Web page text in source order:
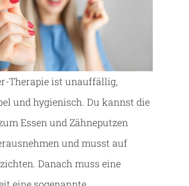
Therapie ist unauffällig,
und hygienisch. Du kannst die
Essen und Zähneputzen
und musst auf
Danach muss eine